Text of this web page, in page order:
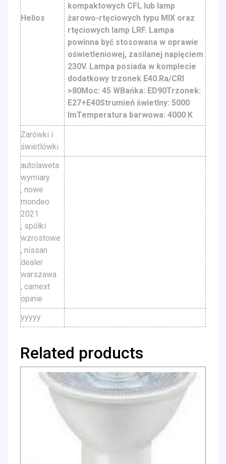
Helios
kompaktowych CFL lub lamp
żarowo-rtęciowych typu MIX oraz
rtęciowych lamp LRF. Lampa
powinna być stosowana w oprawie
oświetleniowej, zasilanej napięciem
230V. Lampa posiada w komplecie
dodatkowy trzonek E40.Ra/CRI
>80Moc: 45 WBańka: ED90Trzonek:
E27+E40Strumień świetlny: 5000
lmTemperatura barwowa: 4000 K
Żarówki i
świetlówki
autolaweta
wymiary
, nowe
mondeo
2021
, spółki
wzrostowe
, nissan
dealer
warszawa
, carnext
opinie
yyyyy
Related products